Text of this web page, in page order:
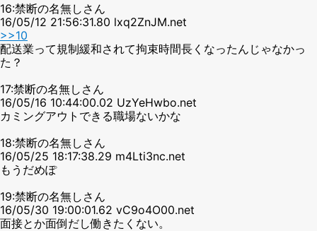
16:禁断の名無しさん
16/05/12 21:56:31.80 lxq2ZnJM.net
>>10
配送業って規制緩和されて拘束時間長くなったんじゃなかっ
た？
17:禁断の名無しさん
16/05/16 10:44:00.02 UzYeHwbo.net
カミングアウトできる職場ないかな
18:禁断の名無しさん
16/05/25 18:17:38.29 m4Lti3nc.net
もうだめぽ
19:禁断の名無しさん
16/05/30 19:00:01.62 vC9o4O00.net
面接とか面倒だし働きたくない。